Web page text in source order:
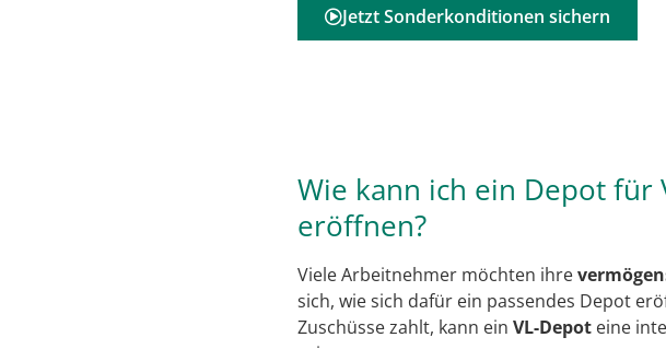
Jetzt Sonderkonditionen sichern
Wie kann ich ein Depot für
eröffnen?
Viele Arbeitnehmer möchten ihre
sich, wie sich dafür ein passendes Depot
Zuschüsse zahlt, kann ein VL-Depot eine